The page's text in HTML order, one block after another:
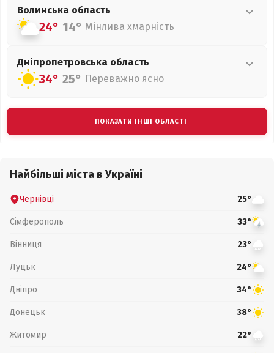
Волинська область
24° 14° Мінлива хмарність
Дніпропетровська область
34° 25° Переважно ясно
ПОКАЗАТИ ІНШІ ОБЛАСТІ
Найбільші міста в Україні
Чернівці 25°
Сімферополь 33°
Вінниця 23°
Луцьк 24°
Дніпро 34°
Донецьк 38°
Житомир 22°